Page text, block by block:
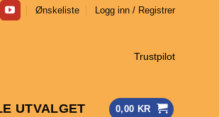
Ønskeliste Logg inn / Registrer
Trustpilot
UTVALGET 0,00 KR